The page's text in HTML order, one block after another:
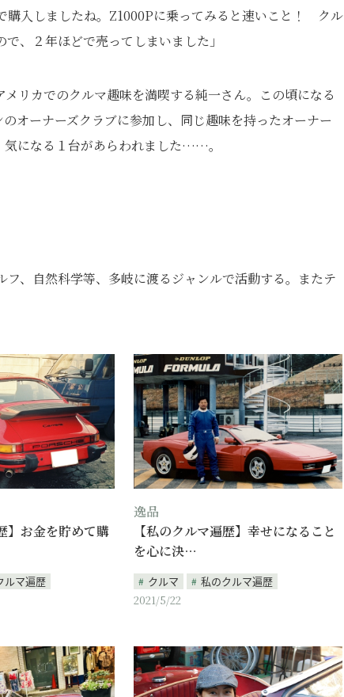
購入しましたね。Z1000Pに乗ってみると速いこと！ クル
、２年ほどで売ってしまいました」
リカでのクルマ趣味を満喫する純一さん。この頃になる
オーナーズクラブに参加し、同じ趣味を持ったオーナー
気になる１台があらわれました……。
、自然科学等、多岐に渡るジャンルで活動する。またテ
】お金を貯めて購
ルマ遍歴
逸品
【私のクルマ遍歴】幸せになること
を心に決…
クルマ
私のクルマ遍歴
2021/5/22